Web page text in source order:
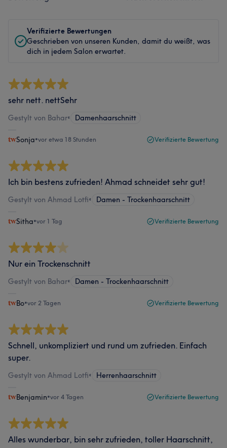
Verifizierte Bewertungen
Geschrieben von unseren Kunden, damit du weißt, was
dich in jedem Salon erwartet.
sehr nett. nettSehr
Gestylt von Bahar• Damenhaarschnitt
Sonja•vor etwa 18 Stunden Verifizierte Bewertung
Ich bin bestens zufrieden! Ahmad schneidet sehr gut!
Gestylt von Ahmad Lotfi• Damen - Trockenhaarschnitt
Sitha•vor 1 Tag Verifizierte Bewertung
Nur ein Trockenschnitt
Gestylt von Bahar• Damen - Trockenhaarschnitt
Bo•vor 2 Tagen Verifizierte Bewertung
Schnell, unkompliziert und rund um zufrieden. Einfach
super.
Gestylt von Ahmad Lotfi• Herrenhaarschnitt
Benjamin•vor 4 Tagen Verifizierte Bewertung
Alles wunderbar, bin sehr zufrieden, toller Haarschnitt,